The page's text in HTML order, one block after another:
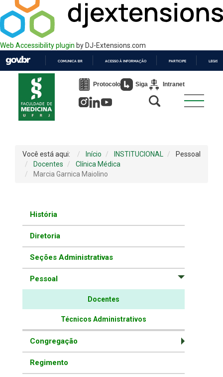
Web Accessibility plugin by DJ-Extensions.com
PARA
COMUNICA BR ACESSO À INFORMAÇÃO PARTICIPE
Protocolo Siga Intranet
Você está aqui: Início INSTITUCIONAL
Pessoal
Docentes
Clínica Médica
Marcia Garnica Maiolino
História
Diretoria
Seções Administrativas
Pessoal
Docentes
Técnicos Administrativos
Congregação
Regimento